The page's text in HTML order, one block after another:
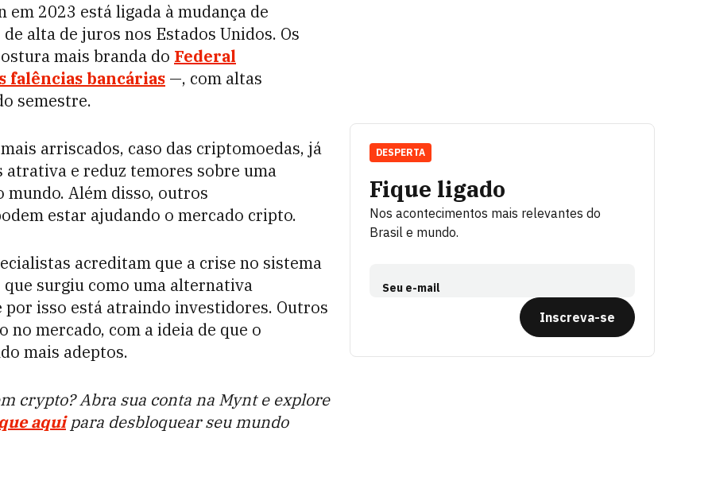
2023 está ligada à mudança de
alta de juros nos Estados Unidos. Os
mais branda do Federal
falências bancárias —, com altas
semestre.
arriscados, caso das criptomoedas, já
e reduz temores sobre uma
mundo. Além disso, outros
estar ajudando o mercado cripto.
acreditam que a crise no sistema
surgiu como uma alternativa
isso está atraindo investidores. Outros
no mercado, com a ideia de que o
mais adeptos.
crypto? Abra sua conta na Mynt e explore
aquipara desbloquear seu mundo
Fique ligado
Nos acontecimentos mais relevantes do
Brasil e mundo.
Seu e-mail
Inscreva-se
DESPERTA